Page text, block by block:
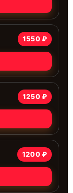
1550 ₽
1250 ₽
1200 ₽